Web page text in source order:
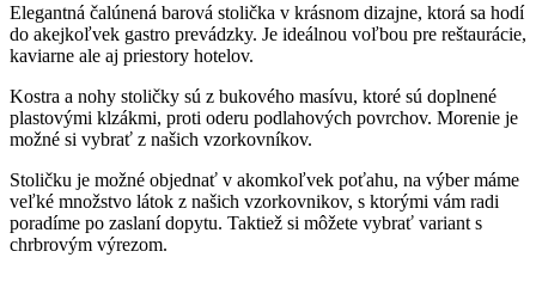
Elegantná čalúnená barová stolička v krásnom dizajne, ktorá sa hodí
do akejkoľvek gastro prevádzky. Je ideálnou voľbou pre reštaurácie,
kaviarne ale aj priestory hotelov.
Kostra a nohy stoličky sú z bukového masívu, ktoré sú doplnené
plastovými klzákmi, proti oderu podlahových povrchov. Morenie je
možné si vybrať z našich vzorkovníkov.
Stoličku je možné objednať v akomkoľvek poťahu, na výber máme
veľké množstvo látok z našich vzorkovnikov, s ktorými vám radi
poradíme po zaslaní dopytu. Taktiež si môžete vybrať variant s
chrbrovým výrezom.